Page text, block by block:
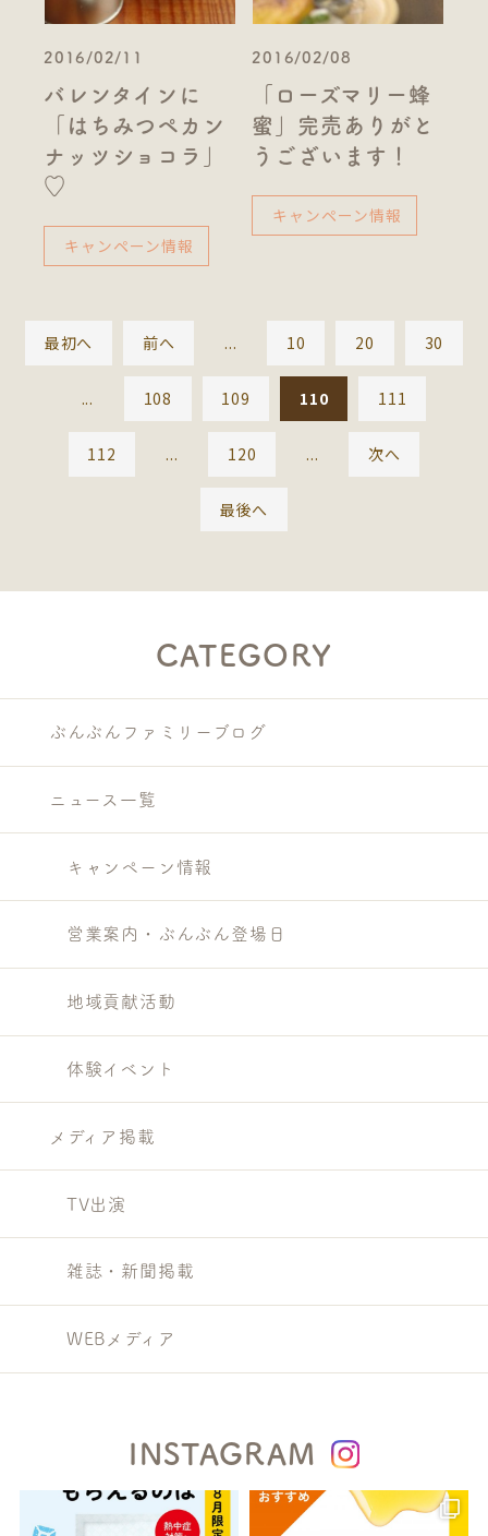
2016/02/11
バレンタインに
「はちみつペカン
ナッツショコラ」
♡
キャンペーン情報
2016/02/08
「ローズマリー蜂
蜜」完売ありがと
うございます！
キャンペーン情報
最初へ 前へ ... 10 20 30
... 108 109 110 111
112 ... 120 ... 次へ
最後へ
CATEGORY
ぶんぶんファミリーブログ
ニュース一覧
キャンペーン情報
営業案内・ぶんぶん登場日
地域貢献活動
体験イベント
メディア掲載
TV出演
雑誌・新聞掲載
WEBメディア
INSTAGRAM